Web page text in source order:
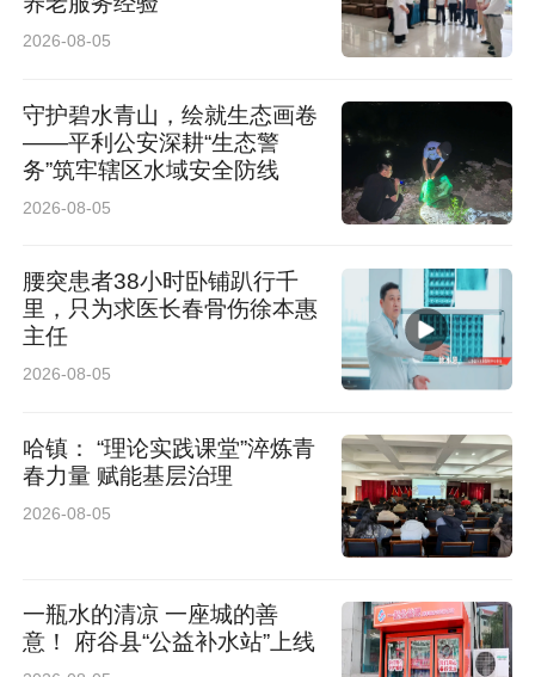
怀融入诊疗服务的每一处细节，用专业守护健
康，用温度传递善意，做百姓身边靠谱又暖心的
健康守护者。
来源：二一五医院
2026-08-05
守护碧水青山，绘就生态画卷
——平利公安深耕“生态警
务”筑牢辖区水域安全防线
2026-08-05
腰突患者38小时卧铺趴行千
里，只为求医长春骨伤徐本惠
主任
2026-08-05
哈镇： “理论实践课堂”淬炼青
春力量 赋能基层治理
2026-08-05
一瓶水的清凉 一座城的善
意！ 府谷县“公益补水站”上线